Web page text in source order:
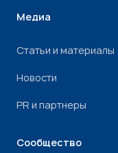
Медиа
Статьи и материалы
Новости
PR и партнеры
Сообщество